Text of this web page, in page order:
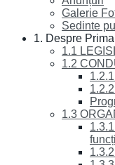
Galerie
Sedinte
1. Despre
1.1
1.2
1.3